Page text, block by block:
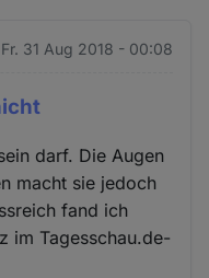
Fr. 31 Aug 2018 - 00:08
darf. Die Augen
macht sie jedoch
fand ich
im Tagesschau.de-